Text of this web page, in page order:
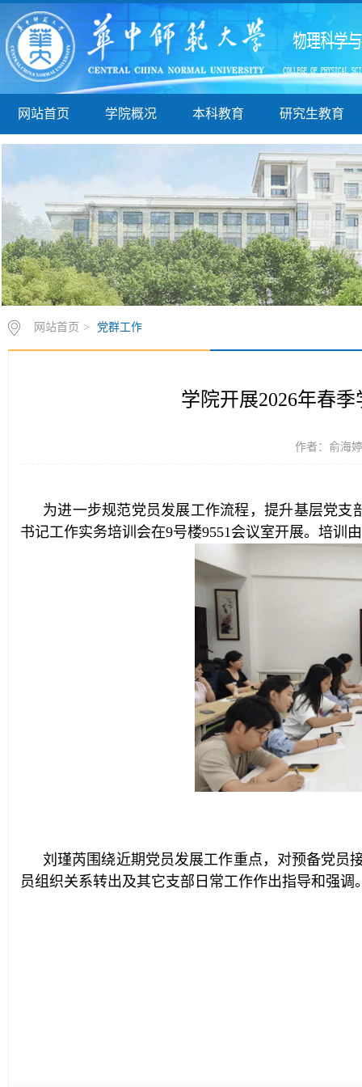
网站首页 学院概况 本科教育 研究生教育
网站首页 > 党群工作
学院开展2026年春
作者：俞海
为进一步规范党员发展工作流程，提升基层党支
书记工作实务培训会在9号楼9551会议室开展。培训
刘瑾芮围绕近期党员发展工作重点，对预备党员
员组织关系转出及其它支部日常工作作出指导和强调